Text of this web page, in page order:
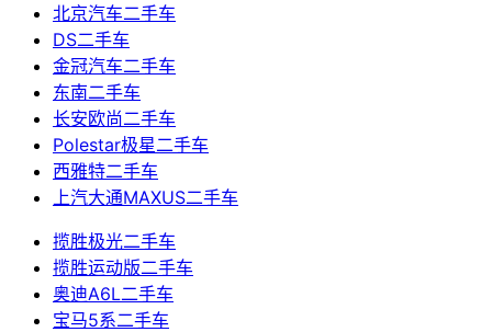
北京汽车二手车
DS二手车
金冠汽车二手车
东南二手车
长安欧尚二手车
Polestar极星二手车
西雅特二手车
上汽大通MAXUS二手车
揽胜极光二手车
揽胜运动版二手车
奥迪A6L二手车
宝马5系二手车